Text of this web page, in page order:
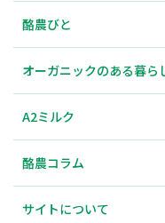
酪農びと
オーガニックのある暮ら
A2ミルク
酪農コラム
サイトについて